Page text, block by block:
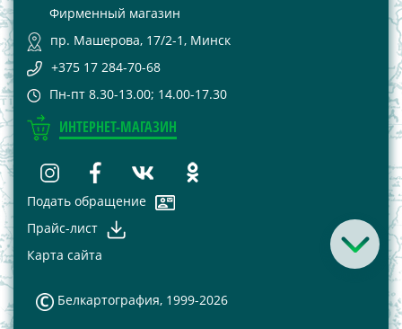
Фирменный магазин
пр. Машерова, 17/2-1, Минск
+375 17 284-70-68
Пн-пт 8.30-13.00; 14.00-17.30
ИНТЕРНЕТ-МАГАЗИН
Подать обращение
Прайс-лист
Карта сайта
Белкартография, 1999-2026